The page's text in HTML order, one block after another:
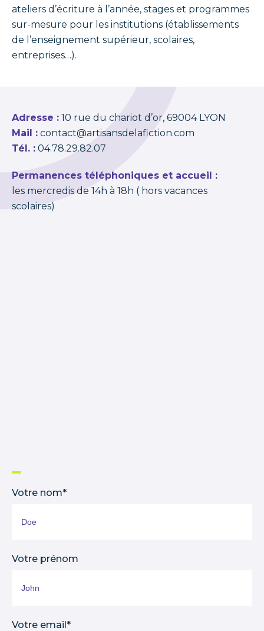
ateliers d’écriture à l’année, stages et programmes
sur-mesure pour les institutions (établissements
de l’enseignement supérieur, scolaires,
entreprises…).
Adresse : 10 rue du chariot d’or, 69004 LYON
Mail : contact@artisansdelafiction.com
Tél. : 04.78.29.82.07
Permanences téléphoniques et accueil :
les mercredis de 14h à 18h ( hors vacances
scolaires)
Votre nom*
Votre prénom
Votre email*